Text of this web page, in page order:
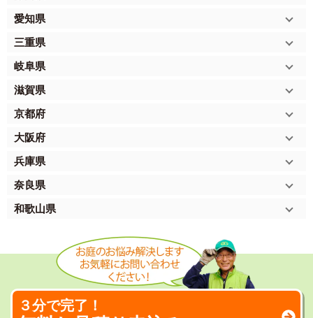
愛知県
三重県
岐阜県
滋賀県
京都府
大阪府
兵庫県
奈良県
和歌山県
３分で完了！